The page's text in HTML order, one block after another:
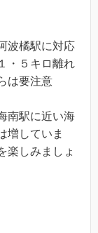
波橘駅に対応
・５キロ離れ
は要注意
南駅に近い海
増していま
楽しみましょ